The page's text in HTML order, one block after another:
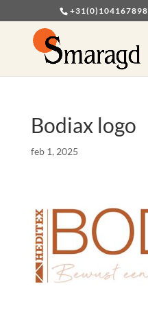
+31(0)104167898
Bodiax logo
feb 1, 2025